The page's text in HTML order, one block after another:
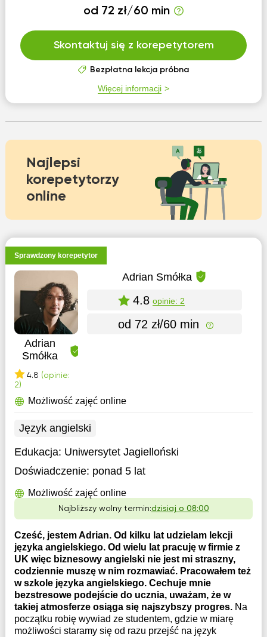
od 72 zł/60 min
Skontaktuj się z korepetytorem
Bezpłatna lekcja próbna
Więcej informacji
Najlepsi
korepetytorzy
online
Sprawdzony korepetytor
Adrian
Smółka
4.8 (opinie:
2)
Adrian Smółka
4.8 opinie: 2
od 72 zł/60 min
Możliwość zajęć online
Język angielski
Edukacja: Uniwersytet Jagielloński
Doświadczenie: ponad 5 lat
Możliwość zajęć online
Najbliższy wolny termin:dzisiaj o 08:00
Cześć, jestem Adrian. Od kilku lat udzielam lekcji
języka angielskiego. Od wielu lat pracuję w firmie z
UK więc biznesowy angielski nie jest mi straszny,
codziennie muszę w nim rozmawiać. Pracowałem też
w szkole języka angielskiego. Cechuje mnie
bezstresowe podejście do ucznia, uważam, że w
takiej atmosferze osiąga się najszybszy progres. Na
początku robię wywiad ze studentem, gdzie w miarę
możliwości staramy się od razu przejść na język